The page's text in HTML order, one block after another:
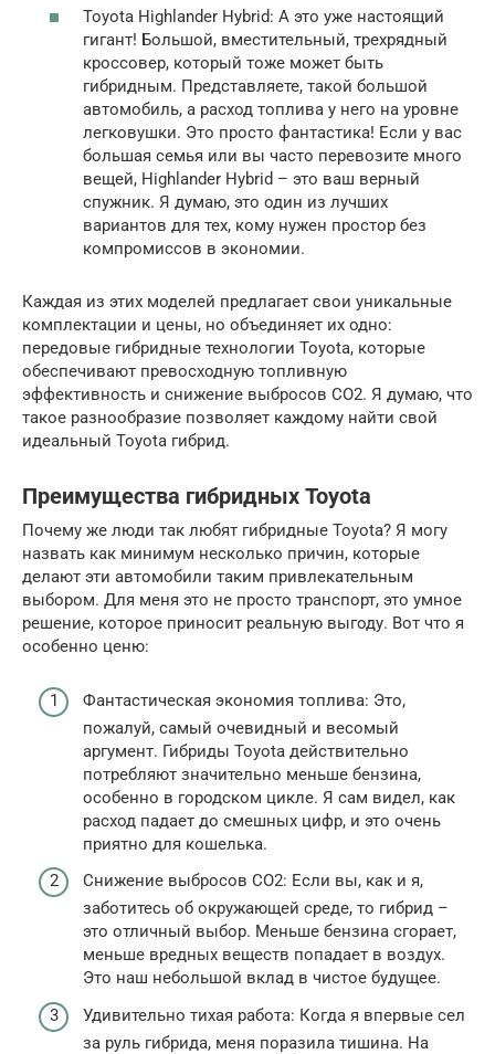
Toyota Highlander Hybrid: А это уже настоящий
гигант! Большой, вместительный, трехрядный
кроссовер, который тоже может быть
гибридным. Представляете, такой большой
автомобиль, а расход топлива у него на уровне
легковушки. Это просто фантастика! Если у вас
большая семья или вы часто перевозите много
вещей, Highlander Hybrid – это ваш верный
спужник. Я думаю, это один из лучших
вариантов для тех, кому нужен простор без
компромиссов в экономии.
Каждая из этих моделей предлагает свои уникальные
комплектации и цены, но объединяет их одно:
передовые гибридные технологии Toyota, которые
обеспечивают превосходную топливную
эффективность и снижение выбросов CO2. Я думаю, что
такое разнообразие позволяет каждому найти свой
идеальный Toyota гибрид.
Преимущества гибридных Toyota
Почему же люди так любят гибридные Toyota? Я могу
назвать как минимум несколько причин, которые
делают эти автомобили таким привлекательным
выбором. Для меня это не просто транспорт, это умное
решение, которое приносит реальную выгоду. Вот что я
особенно ценю:
Фантастическая экономия топлива: Это,
пожалуй, самый очевидный и весомый
аргумент. Гибриды Toyota действительно
потребляют значительно меньше бензина,
особенно в городском цикле. Я сам видел, как
расход падает до смешных цифр, и это очень
приятно для кошелька.
Снижение выбросов CO2: Если вы, как и я,
заботитесь об окружающей среде, то гибрид –
это отличный выбор. Меньше бензина сгорает,
меньше вредных веществ попадает в воздух.
Это наш небольшой вклад в чистое будущее.
Удивительно тихая работа: Когда я впервые сел
за руль гибрида, меня поразила тишина. На